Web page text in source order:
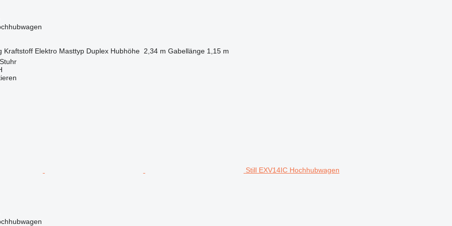
Kraftstoff Elektro Masttyp Duplex Hubhöhe 2,34 m Gabellänge 1,15 m
Still EXV14IC Hochhubwagen